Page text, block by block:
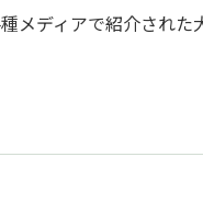
メディアで紹介された